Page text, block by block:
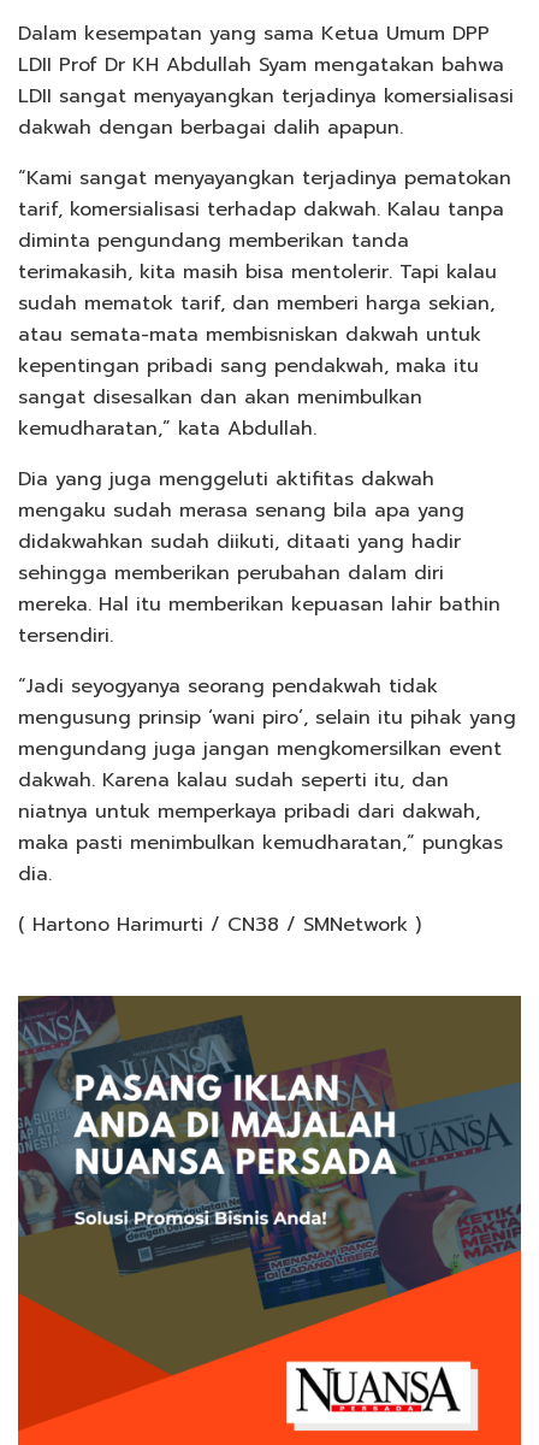
Dalam kesempatan yang sama Ketua Umum DPP
LDII Prof Dr KH Abdullah Syam mengatakan bahwa
LDII sangat menyayangkan terjadinya komersialisasi
dakwah dengan berbagai dalih apapun.
“Kami sangat menyayangkan terjadinya pematokan
tarif, komersialisasi terhadap dakwah. Kalau tanpa
diminta pengundang memberikan tanda
terimakasih, kita masih bisa mentolerir. Tapi kalau
sudah mematok tarif, dan memberi harga sekian,
atau semata-mata membisniskan dakwah untuk
kepentingan pribadi sang pendakwah, maka itu
sangat disesalkan dan akan menimbulkan
kemudharatan,” kata Abdullah.
Dia yang juga menggeluti aktifitas dakwah
mengaku sudah merasa senang bila apa yang
didakwahkan sudah diikuti, ditaati yang hadir
sehingga memberikan perubahan dalam diri
mereka. Hal itu memberikan kepuasan lahir bathin
tersendiri.
“Jadi seyogyanya seorang pendakwah tidak
mengusung prinsip ‘wani piro’, selain itu pihak yang
mengundang juga jangan mengkomersilkan event
dakwah. Karena kalau sudah seperti itu, dan
niatnya untuk memperkaya pribadi dari dakwah,
maka pasti menimbulkan kemudharatan,” pungkas
dia.
( Hartono Harimurti / CN38 / SMNetwork )